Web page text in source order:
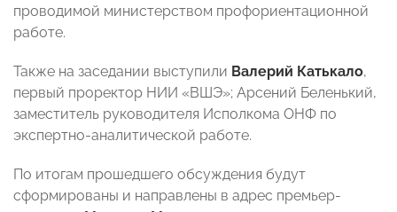
проводимой министерством профориентационной
работе.
Также на заседании выступили Валерий Катькало,
первый проректор НИИ «ВШЭ»; Арсений Беленький,
заместитель руководителя Исполкома ОНФ по
экспертно-аналитической работе.
По итогам прошедшего обсуждения будут
сформированы и направлены в адрес премьер-